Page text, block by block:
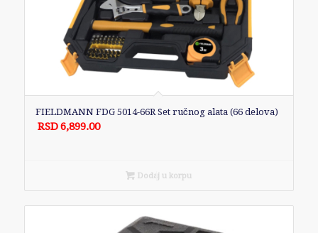
FIELDMANN FDG 5014-66R Set ručnog alata (66 delova)
RSD6,899.00
Dodaj u korpu